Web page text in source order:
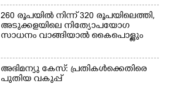
260 രൂപയിൽ നിന്ന് 320 രൂപയിലെത്തി,
അടുക്കളയിലെ നിത്യോപയോഗ
സാധനം വാങ്ങിയാൽ കൈപൊള്ളും
അഭിമന്യു കേസ്: പ്രതികൾക്കെതിരെ
പുതിയ വകുപ്പ്